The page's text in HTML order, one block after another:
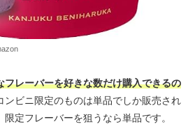
フレーバーを好きな数だけ購入できるの
ンビニ限定のものは単品でしか販売され
定フレーバーを狙うなら単品です。